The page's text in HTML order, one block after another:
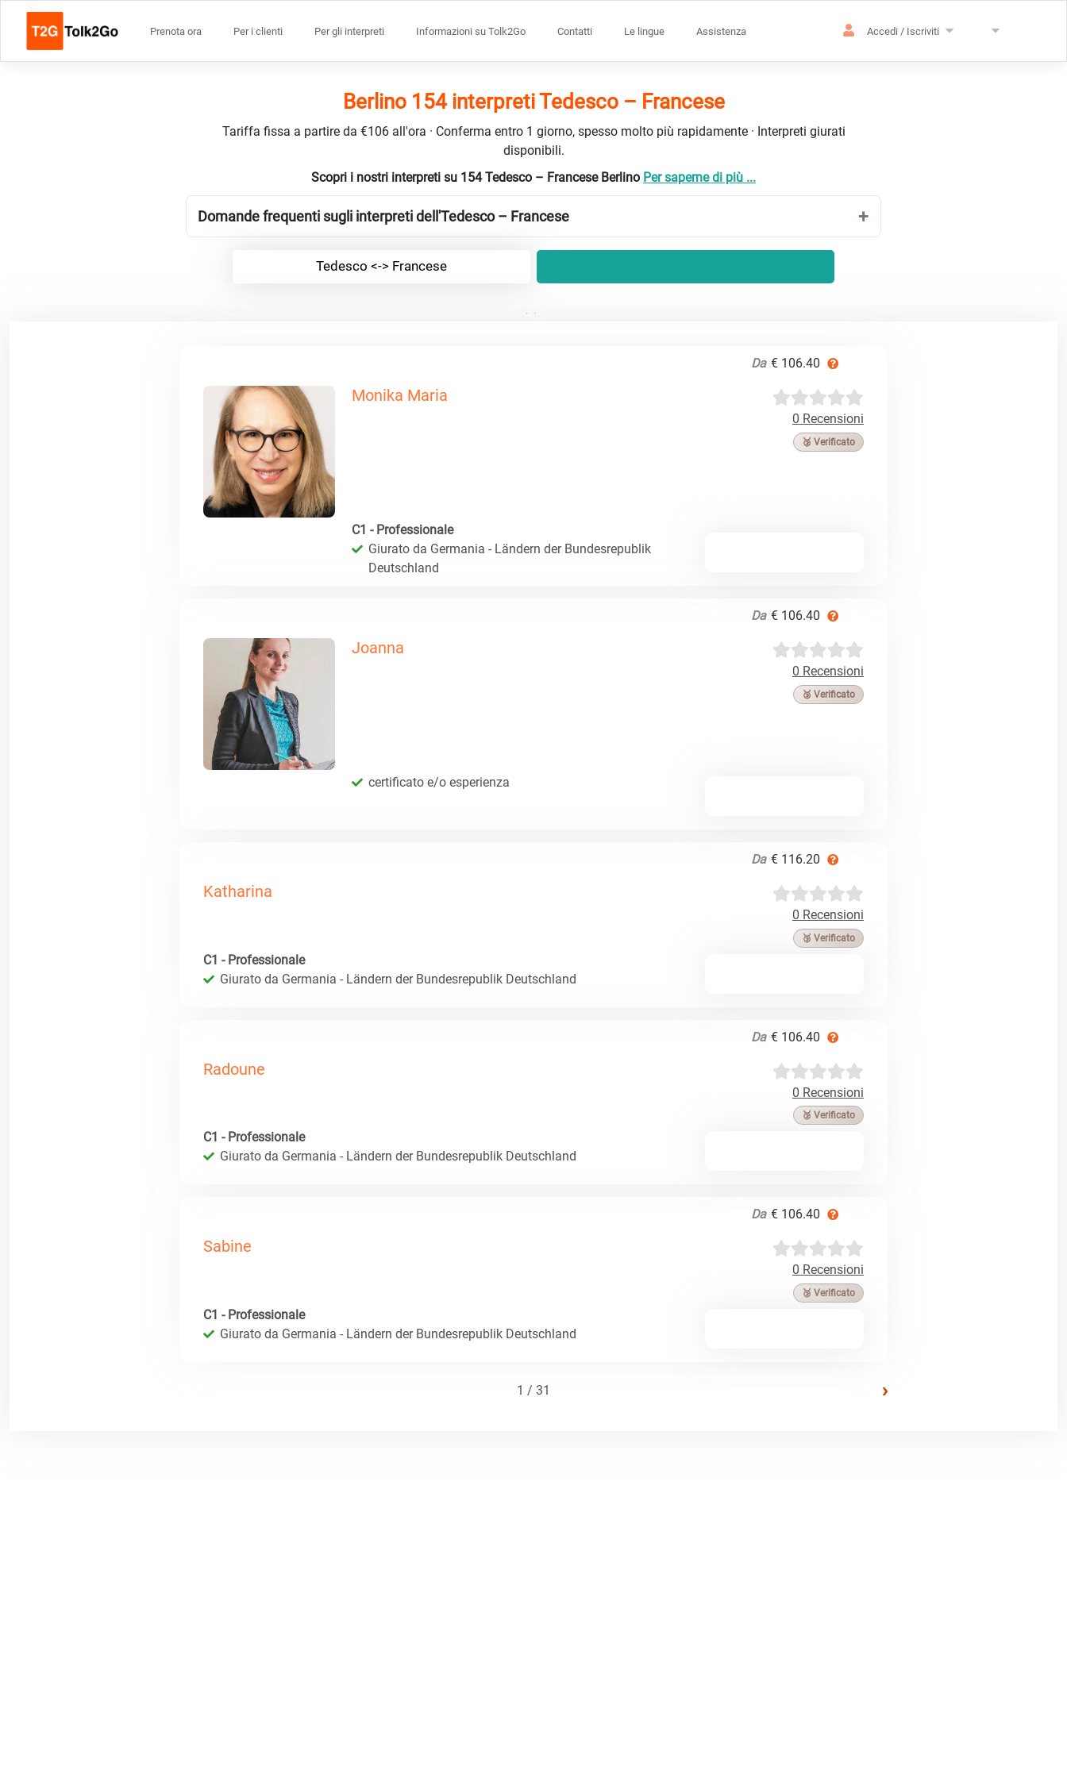
Prenota ora Per i clienti Per gli interpreti Informazioni su Tolk2Go Contatti Le lingue Assistenza Accedi / Iscriviti
Berlino 154 interpreti Tedesco – Francese
Tariffa fissa a partire da €106 all'ora · Conferma entro 1 giorno, spesso molto più rapidamente · Interpreti giurati
disponibili.
Scopri i nostri interpreti su 154 Tedesco – Francese Berlino Per saperne di più ...
Domande frequenti sugli interpreti dell'Tedesco – Francese
Tedesco <-> Francese
Da € 106.40
Monika Maria
0 Recensioni
🥉 Verificato
C1 - Professionale
Giurato da Germania - Ländern der Bundesrepublik
Deutschland
Da € 106.40
Joanna
0 Recensioni
🥉 Verificato
certificato e/o esperienza
Da € 116.20
Katharina
0 Recensioni
🥉 Verificato
C1 - Professionale
Giurato da Germania - Ländern der Bundesrepublik Deutschland
Da € 106.40
Radoune
0 Recensioni
🥉 Verificato
C1 - Professionale
Giurato da Germania - Ländern der Bundesrepublik Deutschland
Da € 106.40
Sabine
0 Recensioni
🥉 Verificato
C1 - Professionale
Giurato da Germania - Ländern der Bundesrepublik Deutschland
1 / 31 ›